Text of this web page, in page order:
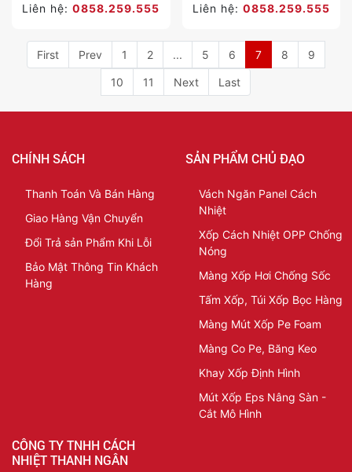
Liên hệ:0858.259.555 Liên hệ: 0858.259.555
First Prev 1 2 ... 5 6 7 8 9
10 11 Next Last
CHÍNH SÁCH
Thanh Toán Và Bán Hàng
Giao Hàng Vận Chuyển
Đổi Trả sản Phẩm Khi Lỗi
Bảo Mật Thông Tin Khách
Hàng
SẢN PHẨM CHỦ ĐẠO
Vách Ngăn Panel Cách
Nhiệt
Xốp Cách Nhiệt OPP Chống
Nóng
Màng Xốp Hơi Chống Sốc
Tấm Xốp, Túi Xốp Bọc Hàng
Màng Mút Xốp Pe Foam
Màng Co Pe, Băng Keo
Khay Xốp Định Hình
Mút Xốp Eps Nâng Sàn -
Cắt Mô Hình
CÔNG TY TNHH CÁCH
NHIỆT THANH NGÂN